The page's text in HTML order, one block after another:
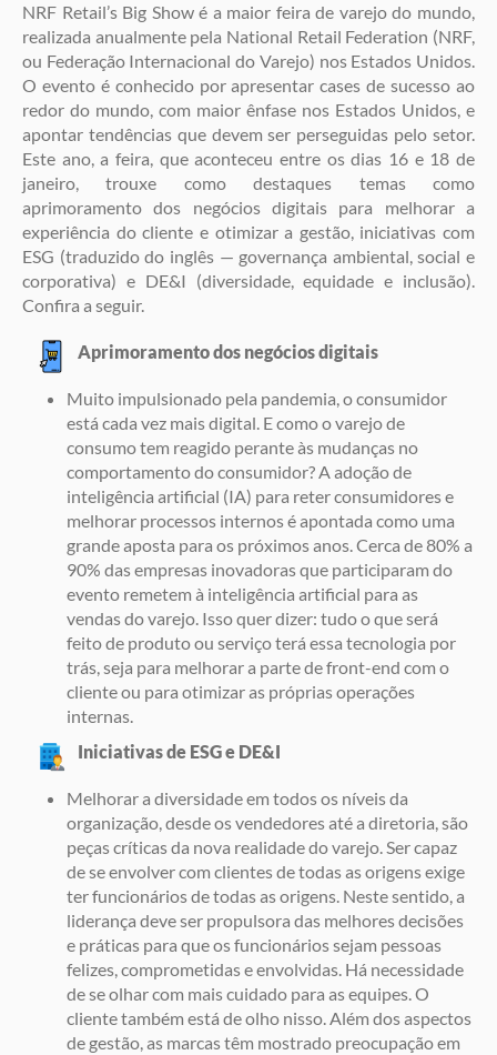
NRF Retail’s Big Show é a maior feira de varejo do mundo,
realizada anualmente pela National Retail Federation (NRF,
ou Federação Internacional do Varejo) nos Estados Unidos.
O evento é conhecido por apresentar cases de sucesso ao
redor do mundo, com maior ênfase nos Estados Unidos, e
apontar tendências que devem ser perseguidas pelo setor.
Este ano, a feira, que aconteceu entre os dias 16 e 18 de
janeiro, trouxe como destaques temas como
aprimoramento dos negócios digitais para melhorar a
experiência do cliente e otimizar a gestão, iniciativas com
ESG (traduzido do inglês — governança ambiental, social e
corporativa) e DE&I (diversidade, equidade e inclusão).
Confira a seguir.
Aprimoramento dos negócios digitais
Muito impulsionado pela pandemia, o consumidor
está cada vez mais digital. E como o varejo de
consumo tem reagido perante às mudanças no
comportamento do consumidor? A adoção de
inteligência artificial (IA) para reter consumidores e
melhorar processos internos é apontada como uma
grande aposta para os próximos anos. Cerca de 80% a
90% das empresas inovadoras que participaram do
evento remetem à inteligência artificial para as
vendas do varejo. Isso quer dizer: tudo o que será
feito de produto ou serviço terá essa tecnologia por
trás, seja para melhorar a parte de front-end com o
cliente ou para otimizar as próprias operações
internas.
Iniciativas de ESG e DE&I
Melhorar a diversidade em todos os níveis da
organização, desde os vendedores até a diretoria, são
peças críticas da nova realidade do varejo. Ser capaz
de se envolver com clientes de todas as origens exige
ter funcionários de todas as origens. Neste sentido, a
liderança deve ser propulsora das melhores decisões
e práticas para que os funcionários sejam pessoas
felizes, comprometidas e envolvidas. Há necessidade
de se olhar com mais cuidado para as equipes. O
cliente também está de olho nisso. Além dos aspectos
de gestão, as marcas têm mostrado preocupação em